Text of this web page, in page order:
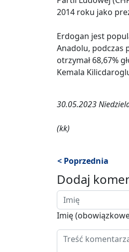
2014 roku jako
Erdogan jest
Anadolu, podczas
otrzymał 68,67%
Kemala
30.05.2023
(kk)
< Poprzednia
Dodaj
Imię